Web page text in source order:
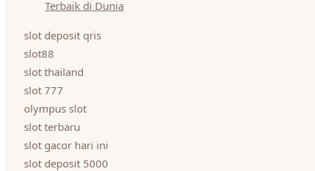
Terbaik di Dunia
slot deposit qris
slot88
slot thailand
slot 777
olympus slot
slot terbaru
slot gacor hari ini
slot deposit 5000